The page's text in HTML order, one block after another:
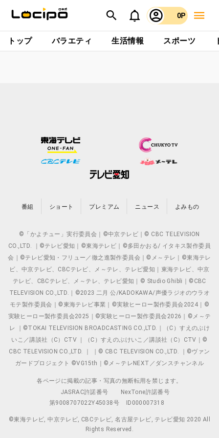
0P
トップ バラエティ 生活情報 スポーツ
番組 ショート プレミアム ニュース よみもの
©「かよチュー」実行委員会｜©中京テレビ｜© CBC TELEVISION
CO.,LTD. ｜©テレビ愛知｜©東海テレビ｜©多田かおる/ イタキス製作委員
会｜©テレビ愛知・フリュー／徹之進製作委員会｜©メ～テレ｜©東海テレ
ビ、中京テレビ、CBCテレビ、メ～テレ、テレビ愛知｜東海テレビ、中京
テレビ、CBCテレビ、メ～テレ、テレビ愛知｜© Studio Ghibli｜©CBC
TELEVISION CO.,LTD.｜©2023 二月 公/KADOKAWA/声優ラジオのウラオ
モテ製作委員会｜©東海テレビ事業｜©実験ヒーロー製作委員会2024｜©
実験ヒーロー製作委員会2025｜©実験ヒーロー製作委員会2026｜©メ～テ
レ ｜©TOKAI TELEVISION BROADCASTING CO.,LTD.｜（C）すえのぶけ
いこ／講談社（C）CTV ｜（C）すえのぶけいこ／講談社（C）CTV｜©
CBC TELEVISION CO.,LTD. ｜ ｜© CBC TELEVISION CO.,LTD. ｜©ヴァン
ガードプロジェクト ©VG15th｜©メ～テレNEXT／ダンスチャンネル
各ページに掲載の記事・写真の無断転用を禁じます。
JASRAC許諾番号
NexTone許諾番号
第9008707022Y45038号
ID000007318
©東海テレビ, 中京テレビ, CBCテレビ, 名古屋テレビ, テレビ愛知 2020 All
Rights Reserved.